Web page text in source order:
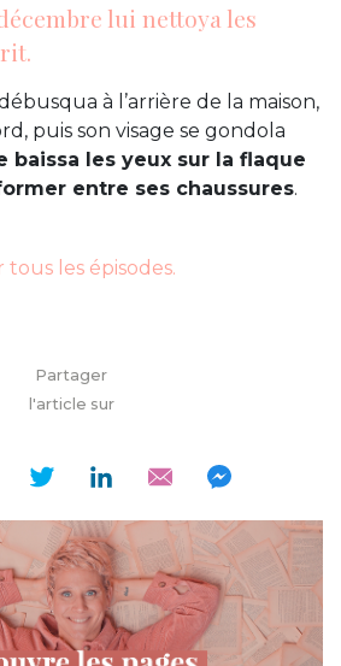
lui nettoya les
à l’arrière de la maison,
puis son visage se gondola
baissa les yeux sur la flaque
entre ses chaussures.
tous les épisodes.
Partager
l'article sur